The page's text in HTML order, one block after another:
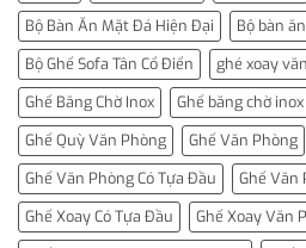
Bộ Bàn Ăn Mặt Đá Hiện Đại
Bộ bàn ăn
Bộ Ghế Sofa Tân Cổ Điển
ghé xoay
Ghế Băng Chờ Inox
Ghế băng chờ
Ghế Quỳ Văn Phòng
Ghế Văn Phòng
Ghế Văn Phòng Có Tựa Đầu
Ghế Văn
Ghế Xoay Có Tựa Đầu
Ghế Xoay Văn